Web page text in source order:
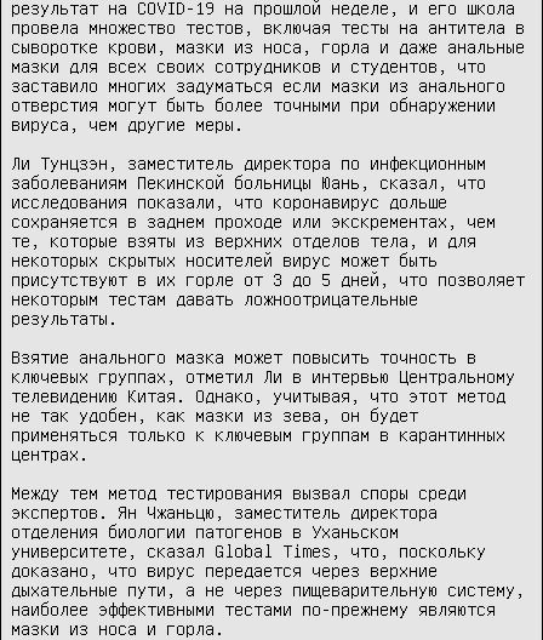
результат на COVID-19 на прошлой неделе, и его школа
провела множество тестов, включая тесты на антитела в
сыворотке крови, мазки из носа, горла и даже анальные
мазки для всех своих сотрудников и студентов, что
заставило многих задуматься если мазки из анального
отверстия могут быть более точными при обнаружении
вируса, чем другие меры.
Ли Тунцзэн, заместитель директора по инфекционным
заболеваниям Пекинской больницы Юань, сказал, что
исследования показали, что коронавирус дольше
сохраняется в заднем проходе или экскрементах, чем
те, которые взяты из верхних отделов тела, и для
некоторых скрытых носителей вирус может быть
присутствуют в их горле от 3 до 5 дней, что позволяет
некоторым тестам давать ложноотрицательные
результаты.
Взятие анального мазка может повысить точность в
ключевых группах, отметил Ли в интервью Центральному
телевидению Китая. Однако, учитывая, что этот метод
не так удобен, как мазки из зева, он будет
применяться только к ключевым группам в карантинных
центрах.
Между тем метод тестирования вызвал споры среди
экспертов. Ян Чжаньцю, заместитель директора
отделения биологии патогенов в Уханьском
университете, сказал Global Times, что, поскольку
доказано, что вирус передается через верхние
дыхательные пути, а не через пищеварительную систему,
наиболее эффективными тестами по-прежнему являются
мазки из носа и горла.